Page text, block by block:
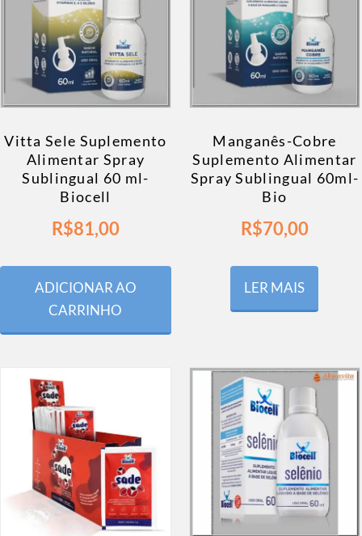
Vitta Sele Suplemento
Alimentar Spray
Sublingual 60 ml-
Biocell
R$81,00
ADICIONAR AO
CARRINHO
Manganês-Cobre
Suplemento Alimentar
Spray Sublingual 60ml-
Bio
R$70,00
LER MAIS